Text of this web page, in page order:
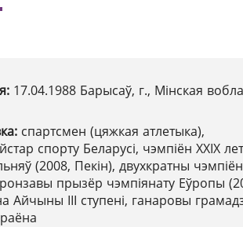
17.04.1988 Барысаў, г., Мінская
спартсмен (цяжкая атлетыка),
спорту Беларусі, чэмпіён ХХІХ
(2008, Пекін), двухкратны чэмпіён
прызёр чэмпіянату Еўропы
Айчыны ІІІ ступені, ганаровы